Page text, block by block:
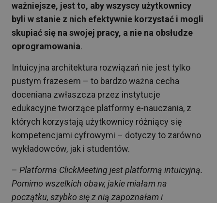
ważniejsze, jest to, aby wszyscy użytkownicy
byli w stanie z nich efektywnie korzystać i mogli
skupiać się na swojej pracy, a nie na obsłudze
oprogramowania.
Intuicyjna architektura rozwiązań nie jest tylko
pustym frazesem – to bardzo ważna cecha
doceniana zwłaszcza przez instytucje
edukacyjne tworzące platformy e-nauczania, z
których korzystają użytkownicy różniący się
kompetencjami cyfrowymi – dotyczy to zarówno
wykładowców, jak i studentów.
– Platforma ClickMeeting jest platformą intuicyjną.
Pomimo wszelkich obaw, jakie miałam na
początku, szybko się z nią zapoznałam i